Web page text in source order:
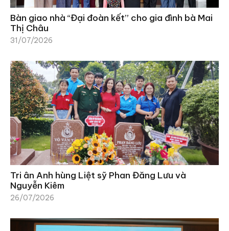
Bàn giao nhà “Đại đoàn kết” cho gia đình bà Mai
Thị Châu
31/07/2026
Tri ân Anh hùng Liệt sỹ Phan Đăng Lưu và
Nguyễn Kiêm
26/07/2026